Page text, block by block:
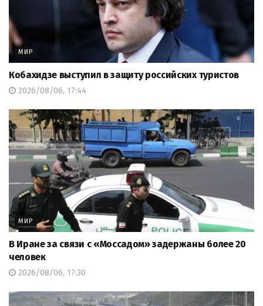
МИР
Кобахидзе выступил в защиту российских туристов
2026/08/06, 17:44
МИР
В Иране за связи с «Моссадом» задержаны более 20
человек
2026/08/06, 17:30